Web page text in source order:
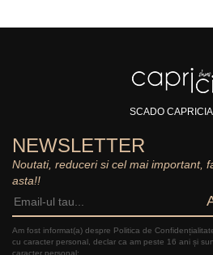
SCADO CAPRICIA
NEWSLETTER
Noutati, reduceri si cel mai important,
asta!!
Am fost informat(a) despre Politica de
cu caracter personal, declar ca am peste 16 ani și
caracter personal: